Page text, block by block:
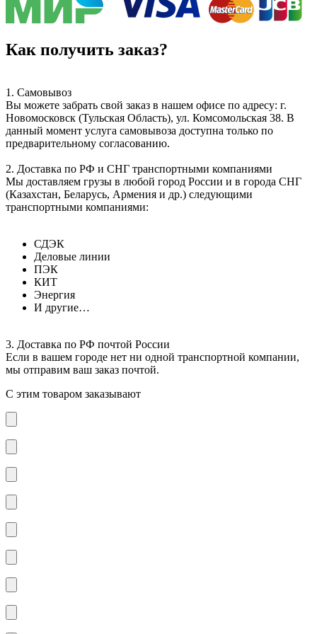
Как получить заказ?
1. Самовывоз
Вы можете забрать свой заказ в нашем офисе по адресу: г.
Новомосковск (Тульская Область), ул. Комсомольская 38. В
данный момент услуга самовывоза доступна только по
предварительному согласованию.
2. Доставка по РФ и СНГ транспортными компаниями
Мы доставляем грузы в любой город России и в города СНГ
(Казахстан, Беларусь, Армения и др.) следующими
транспортными компаниями:
СДЭК
Деловые линии
ПЭК
КИТ
Энергия
И другие…
3. Доставка по РФ почтой России
Если в вашем городе нет ни одной транспортной компании,
мы отправим ваш заказ почтой.
С этим товаром заказывают